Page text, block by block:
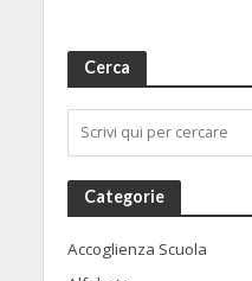
Cerca
Categorie
Accoglienza Scuola